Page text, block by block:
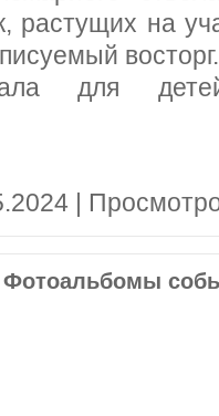
растущих на
восторг.
для
|
Фотоальбомы